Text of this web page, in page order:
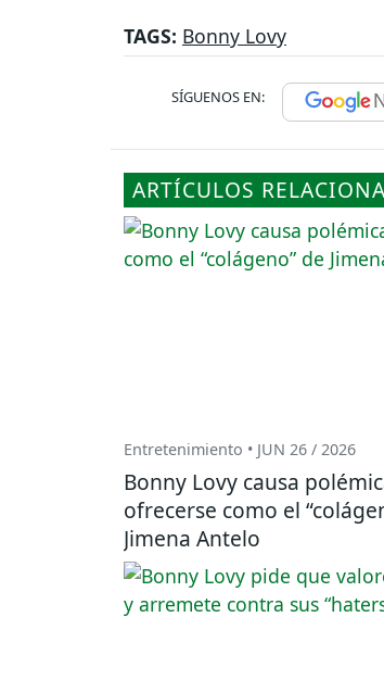
TAGS: Bonny Lovy
SÍGUENOS EN:
ARTÍCULOS
Entretenimiento • JUN 26 / 2026
Bonny Lovy causa
ofrecerse como el
Jimena Antelo